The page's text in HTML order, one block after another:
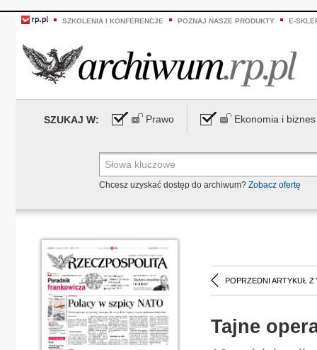
SZKOLENIA I KONFERENCJE POZNAJ NASZE PRODUKTY E-
SZUKAJ W: Prawo Ekonomia i biznes
Chcesz uzyskać dostęp do archiwum? Zobacz ofertę
POPRZEDNI ARTYKUŁ Z
Tajne